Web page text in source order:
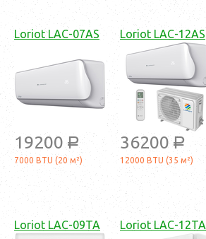
Loriot LAC-07AS
19200 a
7000 BTU (20 м²)
Loriot LAC-12AS
36200 a
12000 BTU (35 м²)
Loriot LAC-09TA Loriot LAC-12TA